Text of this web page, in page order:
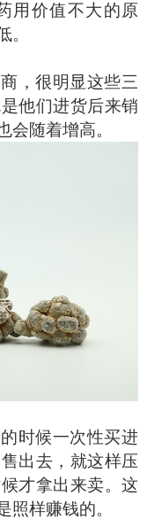
用价值不大的原
。
，很明显这些三
他们进货后来销
会随着增高。
时候一次性买进
出去，就这样压
才拿出来卖。这
照样赚钱的。